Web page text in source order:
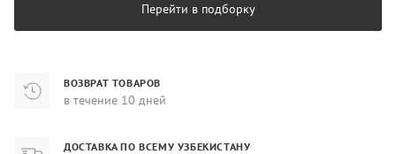
Перейти в подборку
ВОЗВРАТ ТОВАРОВ
в течение 10 дней
ДОСТАВКА ПО ВСЕМУ УЗБЕКИСТАНУ